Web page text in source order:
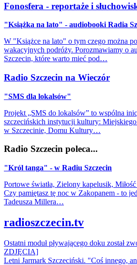
Fonosfera - reportaże i
"Książka na lato" - audiobooki Radia
W "Książce na lato" o tym czego można
wakacyjnych podróży. Porozmawiamy o
Szczecin, które warto mieć pod…
Radio Szczecin na Wieczór
"SMS dla lokalsów"
Projekt „SMS do lokalsów” to wspólna
szczecińskich instytucji kultury:
w Szczecinie, Domu Kultury…
Radio Szczecin poleca...
"Król tanga" - w Radiu Szczecin
Portowe światła, Zielony kapelusik,
Czy pamiętasz tę noc w Zakopanem - to
Tadeusza Millera…
radioszczecin.tv
Ostatni moduł pływającego doku został
ZDJĘCIA]
Letni Jarmark Szczeciński. "Coś innego,